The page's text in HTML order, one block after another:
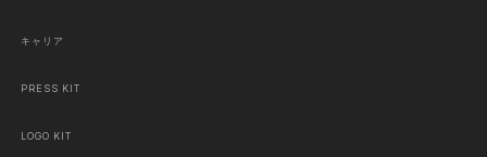
キャリア
PRESS KIT
LOGO KIT